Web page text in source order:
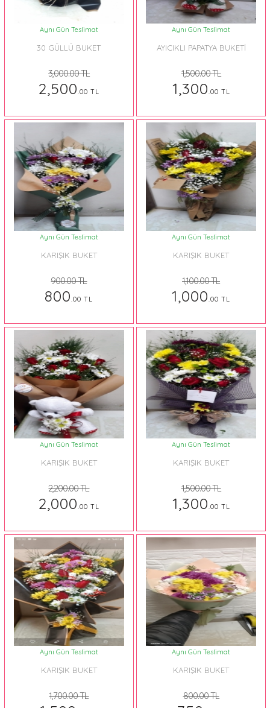
Aynı Gün Teslimat
30 GÜLLÜ BUKET
3,000.00 TL
2,500.00 TL
Aynı Gün Teslimat
AYICIKLI PAPATYA BUKETİ
1,500.00 TL
1,300.00 TL
Aynı Gün Teslimat
KARIŞIK BUKET
900.00 TL
800.00 TL
Aynı Gün Teslimat
KARIŞIK BUKET
1,100.00 TL
1,000.00 TL
Aynı Gün Teslimat
KARIŞIK BUKET
2,200.00 TL
2,000.00 TL
Aynı Gün Teslimat
KARIŞIK BUKET
1,500.00 TL
1,300.00 TL
Aynı Gün Teslimat
KARIŞIK BUKET
1,700.00 TL
Aynı Gün Teslimat
KARIŞIK BUKET
800.00 TL